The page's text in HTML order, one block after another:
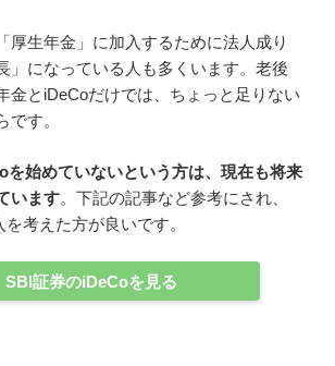
厚生年金」に加入するために法人成り
」になっている人も多くいます。老後
金とiDeCoだけでは、ちょっと足りない
です。
を始めていないという方は、現在も将来
います。下記の記事など参考にされ、
考えた方が良いです。
SBI証券のiDeCoを見る